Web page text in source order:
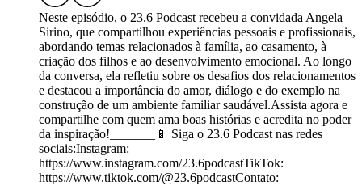
Neste episódio, o 23.6 Podcast recebeu a convidada Angela
Sirino, que compartilhou experiências pessoais e profissionais,
abordando temas relacionados à família, ao casamento, à
criação dos filhos e ao desenvolvimento emocional. Ao longo
da conversa, ela refletiu sobre os desafios dos relacionamentos
e destacou a importância do amor, diálogo e do exemplo na
construção de um ambiente familiar saudável.Assista agora e
compartilhe com quem ama boas histórias e acredita no poder
da inspiração!_______📱 Siga o 23.6 Podcast nas redes
sociais:Instagram:
https://www.instagram.com/23.6podcastTikTok:
https://www.tiktok.com/@23.6podcastContato: